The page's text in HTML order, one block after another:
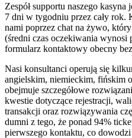
Zespół supportu naszego
7 dni w tygodniu przez cały rok.
nami poprzez chat na żywo,
(średni czas oczekiwania wynosi
formularz kontaktowy obecny
Nasi konsultanci operują się
angielskim, niemieckim, fińskim
obejmuje szczegółowe
kwestie dotyczące rejestracji,
transakcji oraz rozwiązywania
dumni z tego, że ponad 94%
pierwszego kontaktu, co